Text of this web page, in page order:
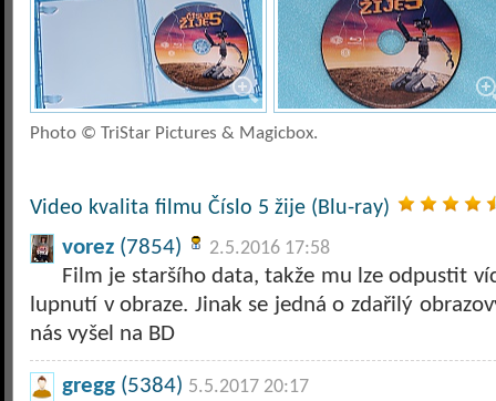
Photo © TriStar Pictures & Magicbox.
Video kvalita filmu Číslo 5 žije (Blu-ray)
vorez (7854) 2.5.2016 17:58
Film je staršího data, takže mu lze odpustit
lupnutí v obraze. Jinak se jedná o zdařilý
nás vyšel na BD
gregg (5384) 5.5.2017 20:17